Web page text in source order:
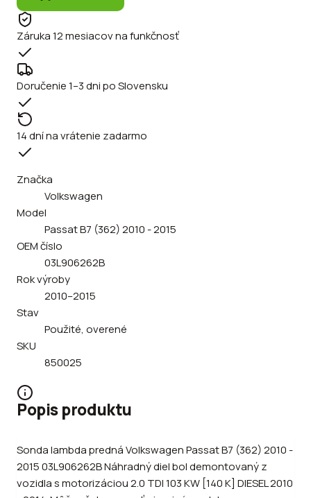
Záruka 12 mesiacov na funkčnosť
Doručenie 1–3 dni po Slovensku
14 dní na vrátenie zadarmo
Značka
Volkswagen
Model
Passat B7 (362) 2010 - 2015
OEM číslo
03L906262B
Rok výroby
2010–2015
Stav
Použité, overené
SKU
850025
Popis produktu
Sonda lambda predná Volkswagen Passat B7 (362) 2010 -
2015 03L906262B Náhradný diel bol demontovaný z
vozidla s motorizáciou 2.0 TDI 103 KW [140 K] DIESEL 2010